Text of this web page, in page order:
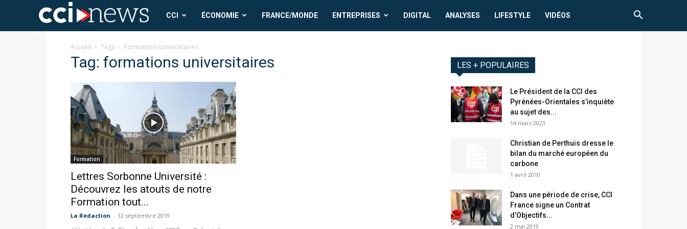
CCI
News
CCI ÉCONOMIE FRANCE/MONDE ENTREPRISES DIGITAL ANALYSES LIFESTYLE VIDÉOS
Accueil Tags Formations universitaires
Tag: formations universitaires
Formation
Lettres Sorbonne Université :
Découvrez les atouts de notre
Formation tout...
La Redaction - 12 septembre 2019
LES + POPULAIRES
Le Président de la CCI des
Pyrénées-Orientales s’inquiète
au sujet des...
14 mars 2023
Christian de Perthuis dresse le
bilan du marché européen du
carbone
1 avril 2010
Dans une période de crise, CCI
France signe un Contrat
d’Objectifs...
2 mai 2019